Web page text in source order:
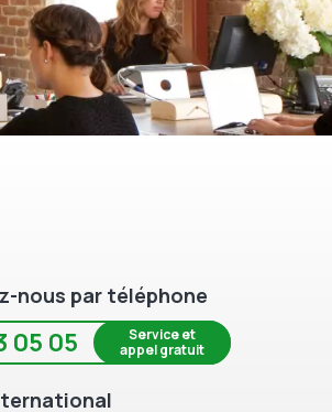
nous par téléphone
05 05
Service et
appel gratuit